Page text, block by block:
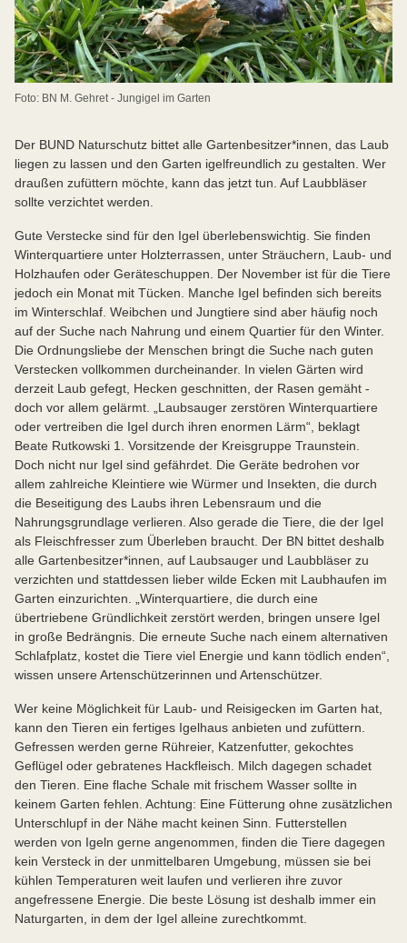
Foto: BN M. Gehret - Jungigel im Garten
Der BUND Naturschutz bittet alle Gartenbesitzer*innen, das Laub
liegen zu lassen und den Garten igelfreundlich zu gestalten. Wer
draußen zufüttern möchte, kann das jetzt tun. Auf Laubbläser
sollte verzichtet werden.
Gute Verstecke sind für den Igel überlebenswichtig. Sie finden
Winterquartiere unter Holzterrassen, unter Sträuchern, Laub- und
Holzhaufen oder Geräteschuppen. Der November ist für die Tiere
jedoch ein Monat mit Tücken. Manche Igel befinden sich bereits
im Winterschlaf. Weibchen und Jungtiere sind aber häufig noch
auf der Suche nach Nahrung und einem Quartier für den Winter.
Die Ordnungsliebe der Menschen bringt die Suche nach guten
Verstecken vollkommen durcheinander. In vielen Gärten wird
derzeit Laub gefegt, Hecken geschnitten, der Rasen gemäht -
doch vor allem gelärmt. „Laubsauger zerstören Winterquartiere
oder vertreiben die Igel durch ihren enormen Lärm“, beklagt
Beate Rutkowski 1. Vorsitzende der Kreisgruppe Traunstein.
Doch nicht nur Igel sind gefährdet. Die Geräte bedrohen vor
allem zahlreiche Kleintiere wie Würmer und Insekten, die durch
die Beseitigung des Laubs ihren Lebensraum und die
Nahrungsgrundlage verlieren. Also gerade die Tiere, die der Igel
als Fleischfresser zum Überleben braucht. Der BN bittet deshalb
alle Gartenbesitzer*innen, auf Laubsauger und Laubbläser zu
verzichten und stattdessen lieber wilde Ecken mit Laubhaufen im
Garten einzurichten. „Winterquartiere, die durch eine
übertriebene Gründlichkeit zerstört werden, bringen unsere Igel
in große Bedrängnis. Die erneute Suche nach einem alternativen
Schlafplatz, kostet die Tiere viel Energie und kann tödlich enden“,
wissen unsere Artenschützerinnen und Artenschützer.
Wer keine Möglichkeit für Laub- und Reisigecken im Garten hat,
kann den Tieren ein fertiges Igelhaus anbieten und zufüttern.
Gefressen werden gerne Rühreier, Katzenfutter, gekochtes
Geflügel oder gebratenes Hackfleisch. Milch dagegen schadet
den Tieren. Eine flache Schale mit frischem Wasser sollte in
keinem Garten fehlen. Achtung: Eine Fütterung ohne zusätzlichen
Unterschlupf in der Nähe macht keinen Sinn. Futterstellen
werden von Igeln gerne angenommen, finden die Tiere dagegen
kein Versteck in der unmittelbaren Umgebung, müssen sie bei
kühlen Temperaturen weit laufen und verlieren ihre zuvor
angefressene Energie. Die beste Lösung ist deshalb immer ein
Naturgarten, in dem der Igel alleine zurechtkommt.